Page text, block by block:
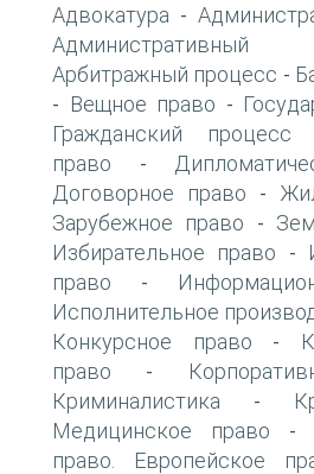
Адвокатура -
Административный
Арбитражный процесс -
- Вещное право -
Гражданский процесс
право -
Договорное право -
Зарубежное право -
Избирательное право -
право -
Исполнительное
Конкурсное право -
право -
Криминалистика -
Медицинское право -
право. Европейское